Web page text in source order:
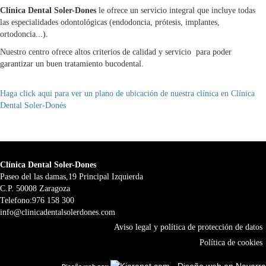
Clínica Dental Soler-Dones le ofrece un servicio integral que incluye todas
las especialidades odontológicas (endodoncia, prótesis, implantes,
ortodoncia...).
Nuestro centro ofrece altos criterios de calidad y servicio para poder
garantizar un buen tratamiento bucodental.
Haga click aqui para ver un plano de ubicación de nuestra clínica en Clínica
Dental Soler-Donés
Clínica Dental Soler-Dones
Paseo del las damas,19 Principal Izquierda
C.P. 50008 Zaragoza
Telefono:976 158 300
info@clinicadentalsolerdones.com
Aviso legal y política de protección de datos
Política de cookies